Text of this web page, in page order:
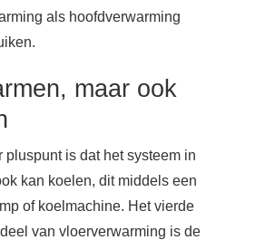
als hoofdverwarming
maar ook
pluspunt is dat het systeem in
kan koelen, dit middels een
of koelmachine. Het vierde
van vloerverwarming is de